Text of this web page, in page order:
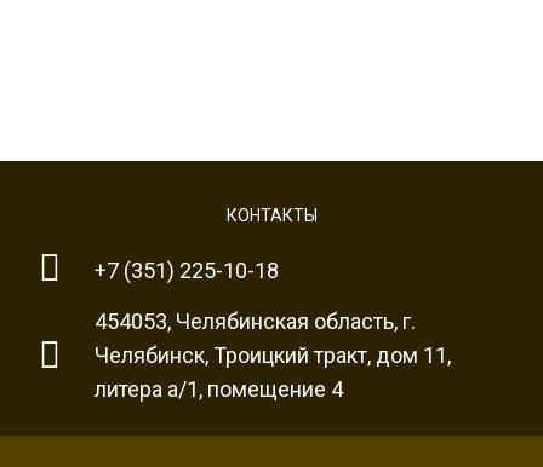
КОНТАКТЫ
+7 (351) 225-10-18
454053, Челябинская область, г.
Челябинск, Троицкий тракт, дом 11,
литера а/1, помещение 4